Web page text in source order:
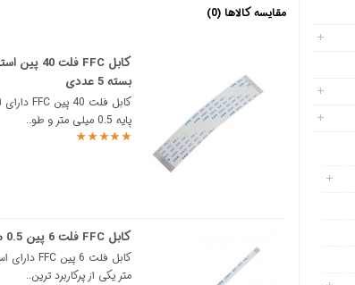
مقایسه کالاها (0)
بسته 5 عددی
پایه 0.5 میلی متر و طو..
کابل FFC فلت 6 پین 0.5 میلی متر به طول 10 سانتی متر - بسته 5 عددی
متر یکی از پرکاربرد ترین..